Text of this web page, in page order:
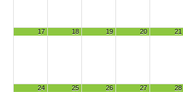
17 18 19 20 21
24 25 26 27 28